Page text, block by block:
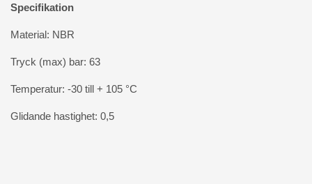
Specifikation
Material: NBR
Tryck (max) bar: 63
Temperatur: -30 till + 105 °C
Glidande hastighet: 0,5